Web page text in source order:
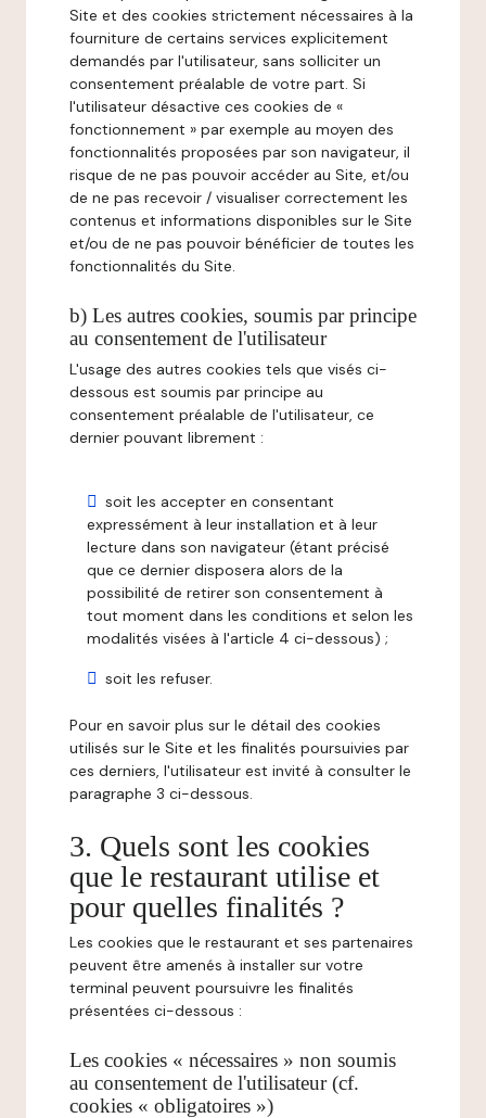
Site et des cookies strictement nécessaires à la
fourniture de certains services explicitement
demandés par l'utilisateur, sans solliciter un
consentement préalable de votre part. Si
l'utilisateur désactive ces cookies de «
fonctionnement » par exemple au moyen des
fonctionnalités proposées par son navigateur, il
risque de ne pas pouvoir accéder au Site, et/ou
de ne pas recevoir / visualiser correctement les
contenus et informations disponibles sur le Site
et/ou de ne pas pouvoir bénéficier de toutes les
fonctionnalités du Site.
b) Les autres cookies, soumis par principe
au consentement de l'utilisateur
L'usage des autres cookies tels que visés ci-
dessous est soumis par principe au
consentement préalable de l'utilisateur, ce
dernier pouvant librement :
soit les accepter en consentant
expressément à leur installation et à leur
lecture dans son navigateur (étant précisé
que ce dernier disposera alors de la
possibilité de retirer son consentement à
tout moment dans les conditions et selon les
modalités visées à l'article 4 ci-dessous) ;
soit les refuser.
Pour en savoir plus sur le détail des cookies
utilisés sur le Site et les finalités poursuivies par
ces derniers, l'utilisateur est invité à consulter le
paragraphe 3 ci-dessous.
3. Quels sont les cookies
que le restaurant utilise et
pour quelles finalités ?
Les cookies que le restaurant et ses partenaires
peuvent être amenés à installer sur votre
terminal peuvent poursuivre les finalités
présentées ci-dessous :
Les cookies « nécessaires » non soumis
au consentement de l'utilisateur (cf.
cookies « obligatoires »)